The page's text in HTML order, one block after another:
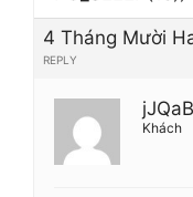
4 Tháng Mười
REPLY
Khách